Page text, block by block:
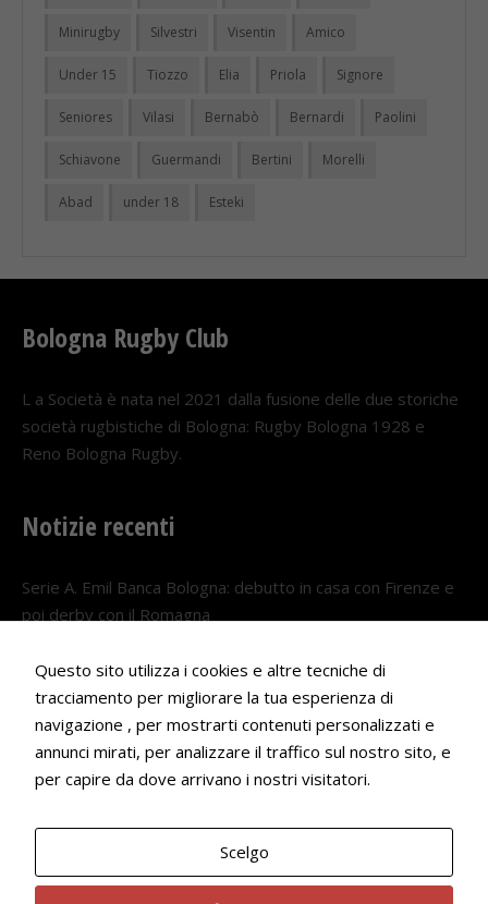
Minirugby Silvestri Visentin Amico
Under 15 Tiozzo Elia Priola Signore
Seniores Vilasi Bernabò Bernardi Paolini
Schiavone Guermandi Bertini Morelli
Abad under 18 Esteki
Bologna Rugby Club
L a Società è nata nel 2021 dalla fusione delle due storiche
società rugbistiche di Bologna: Rugby Bologna 1928 e
Reno Bologna Rugby.
Notizie recenti
Serie A. Emil Banca Bologna: debutto in casa con Firenze e
poi derby con il Romagna
Serie A. Il Bologna nel girone veneto
29 LUGLIO 2026
Francesco Andrei convocato al Camp estivo della nazionale
22 LUGLIO 2026
Questo sito utilizza i cookies e altre tecniche di
tracciamento per migliorare la tua esperienza di
navigazione , per mostrarti contenuti personalizzati e
annunci mirati, per analizzare il traffico sul nostro sito, e
per capire da dove arrivano i nostri visitatori.
Scelgo